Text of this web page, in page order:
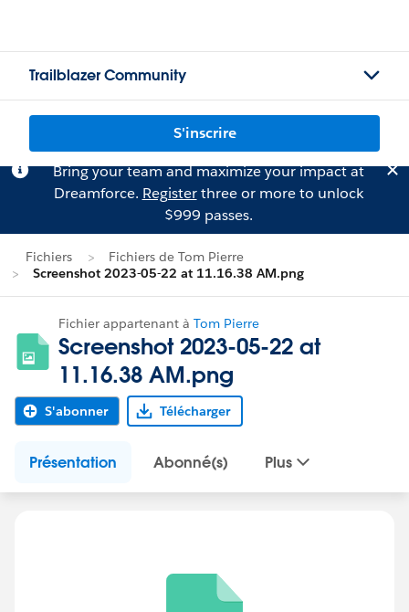
Trailblazer Community
S'inscrire
Bring your team and maximize your impact at
Dreamforce. Registerthree or more to unlock
$999 passes.
Fichiers
Fichiers de Tom Pierre
Screenshot 2023-05-22 at 11.16.38 AM.png
Fichier appartenant à Tom Pierre
Screenshot 2023-05-22 at
11.16.38 AM.png
S'abonner Télécharger
Présentation Abonné(s) Plus